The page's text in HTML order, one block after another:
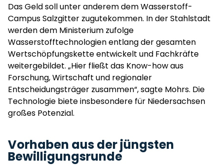
Das Geld soll unter anderem dem Wasserstoff-
Campus Salzgitter zugutekommen. In der Stahlstadt
werden dem Ministerium zufolge
Wasserstofftechnologien entlang der gesamten
Wertschöpfungskette entwickelt und Fachkräfte
weitergebildet. „Hier fließt das Know-how aus
Forschung, Wirtschaft und regionaler
Entscheidungsträger zusammen“, sagte Mohrs. Die
Technologie biete insbesondere für Niedersachsen
großes Potenzial.
Vorhaben aus der jüngsten
Bewilligungsrunde